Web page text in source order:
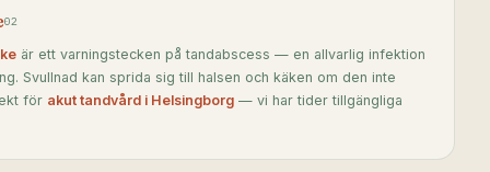
02
är ett varningstecken på tandabscess — en allvarlig infektion
Svullnad kan sprida sig till halsen och käken om den inte
för akut tandvård i Helsingborg — vi har tider tillgängliga